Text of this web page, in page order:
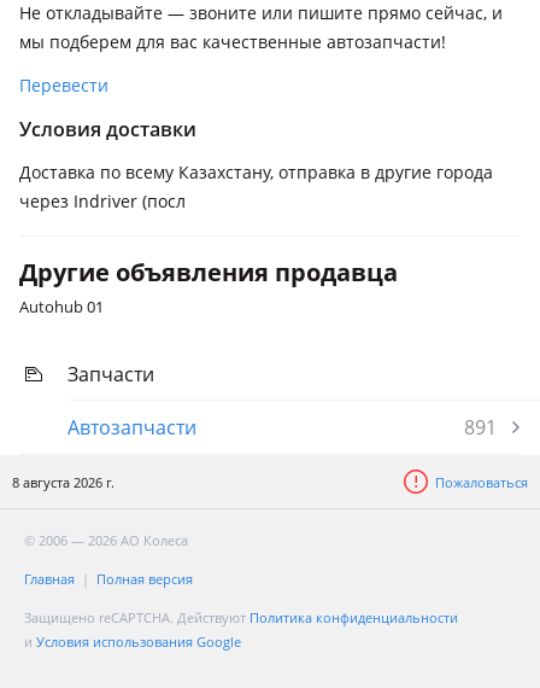
Не откладывайте — звоните или пишите прямо сейчас, и
мы подберем для вас качественные автозапчасти!
Перевести
Условия доставки
Доставка по всему Казахстану, отправка в другие города
через Indriver (посл
Другие объявления продавца
Autohub 01
Запчасти
Автозапчасти
891
8 августа 2026 г. Пожаловаться
© 2006 — 2026 АО Колеса
Главная Полная версия
Защищено reCAPTCHA. Действуют Политика конфиденциальности
и Условия использования Google